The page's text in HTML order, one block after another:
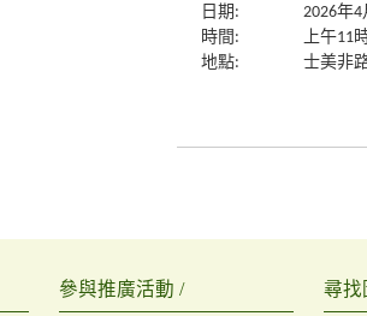
日期:
2026年
時間:
上午11
地點:
士美非
參與推廣活動 / 尋找